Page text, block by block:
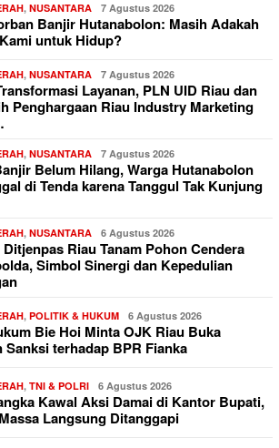
, NUSANTARA 7 Agustus 2026
Banjir Hutanabolon: Masih Adakah
untuk Hidup?
, NUSANTARA 7 Agustus 2026
Layanan, PLN UID Riau dan
Penghargaan Riau Industry Marketing
, NUSANTARA 7 Agustus 2026
Belum Hilang, Warga Hutanabolon
di Tenda karena Tanggul Tak Kunjung
, NUSANTARA 6 Agustus 2026
Riau Tanam Pohon Cendera
Simbol Sinergi dan Kepedulian
, POLITIK & HUKUM 6 Agustus 2026
Bie Hoi Minta OJK Riau Buka
Sanksi terhadap BPR Fianka
, TNI & POLRI 6 Agustus 2026
Kawal Aksi Damai di Kantor Bupati,
Langsung Ditanggapi